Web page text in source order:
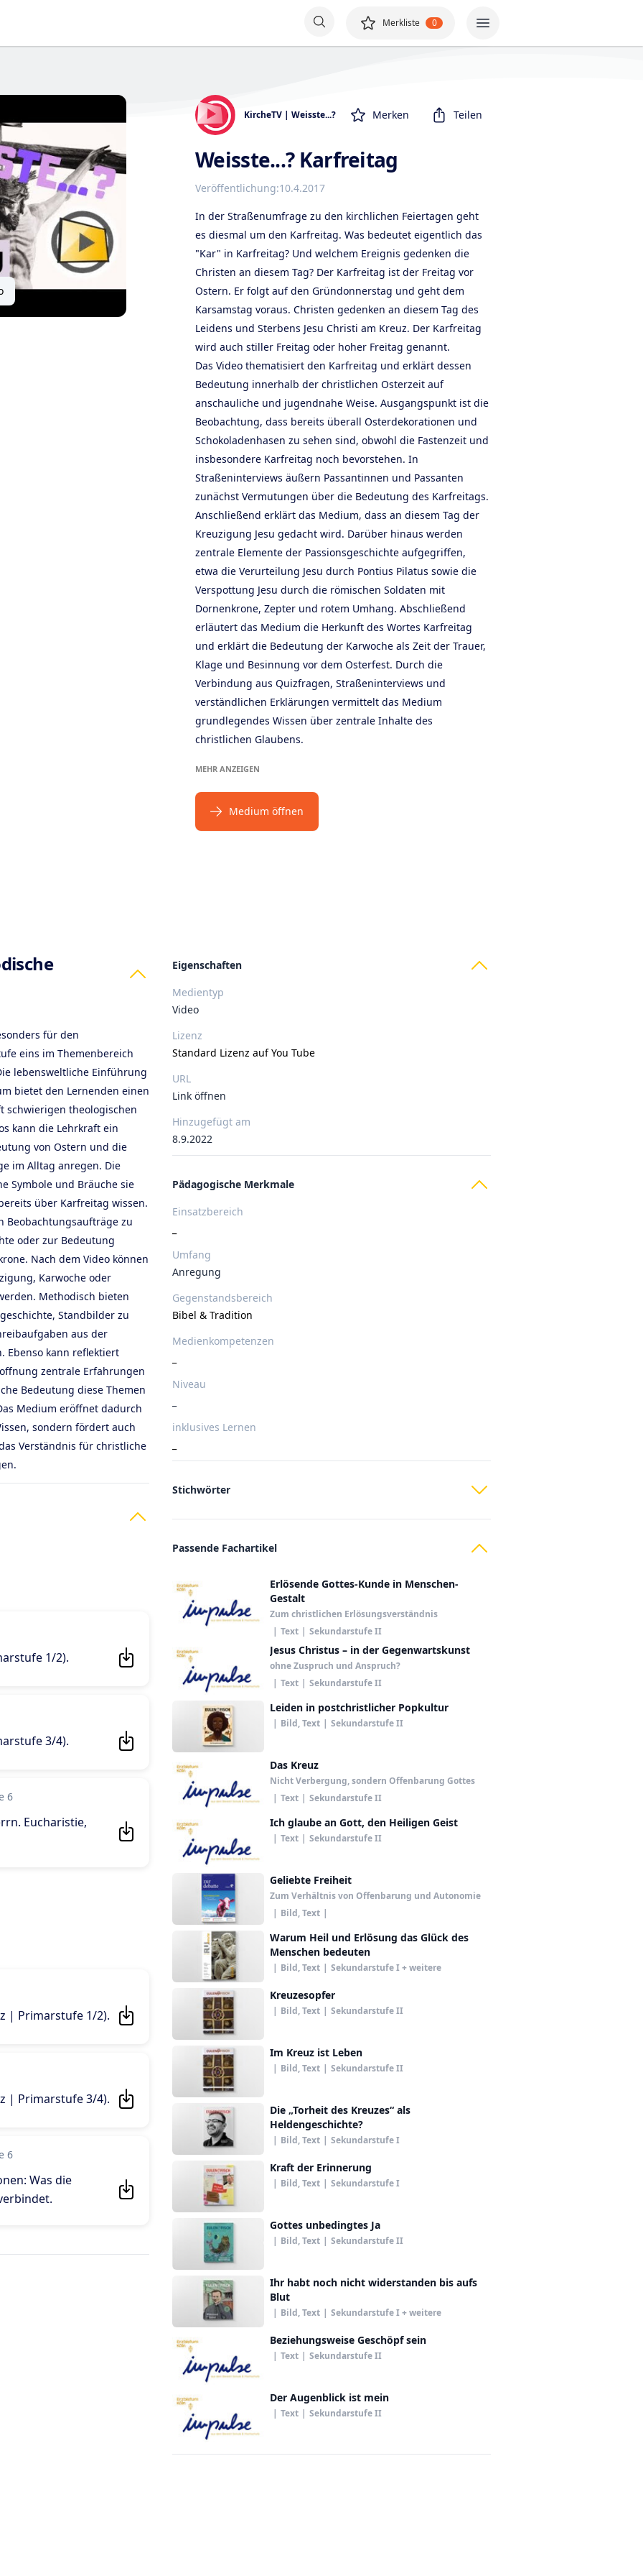
Merkliste 0
KircheTV | Weisste...? Merken Teilen
Weisste...? Karfreitag
Veröffentlichung:10.4.2017
In der Straßenumfrage zu den kirchlichen Feiertagen geht
es diesmal um den Karfreitag. Was bedeutet eigentlich das
"Kar" in Karfreitag? Und welchem Ereignis gedenken die
Christen an diesem Tag? Der Karfreitag ist der Freitag vor
Ostern. Er folgt auf den Gründonnerstag und geht dem
Karsamstag voraus. Christen gedenken an diesem Tag des
Leidens und Sterbens Jesu Christi am Kreuz. Der Karfreitag
wird auch stiller Freitag oder hoher Freitag genannt.
Das Video thematisiert den Karfreitag und erklärt dessen
Bedeutung innerhalb der christlichen Osterzeit auf
anschauliche und jugendnahe Weise. Ausgangspunkt ist die
Beobachtung, dass bereits überall Osterdekorationen und
Schokoladenhasen zu sehen sind, obwohl die Fastenzeit und
insbesondere Karfreitag noch bevorstehen. In
Straßeninterviews äußern Passantinnen und Passanten
zunächst Vermutungen über die Bedeutung des Karfreitags.
Anschließend erklärt das Medium, dass an diesem Tag der
Kreuzigung Jesu gedacht wird. Darüber hinaus werden
zentrale Elemente der Passionsgeschichte aufgegriffen,
etwa die Verurteilung Jesu durch Pontius Pilatus sowie die
Verspottung Jesu durch die römischen Soldaten mit
Dornenkrone, Zepter und rotem Umhang. Abschließend
erläutert das Medium die Herkunft des Wortes Karfreitag
und erklärt die Bedeutung der Karwoche als Zeit der Trauer,
Klage und Besinnung vor dem Osterfest. Durch die
Verbindung aus Quizfragen, Straßeninterviews und
verständlichen Erklärungen vermittelt das Medium
grundlegendes Wissen über zentrale Inhalte des
christlichen Glaubens.
MEHR ANZEIGEN
Medium öffnen
für den
eins im Themenbereich
lebensweltliche Einführung
bietet den Lernenden einen
schwierigen theologischen
kann die Lehrkraft ein
von Ostern und die
im Alltag anregen. Die
Symbole und Bräuche sie
über Karfreitag wissen.
Beobachtungsaufträge zu
oder zur Bedeutung
Nach dem Video können
Karwoche oder
Methodisch bieten
Standbilder zu
aus der
Ebenso kann reflektiert
zentrale Erfahrungen
Bedeutung diese Themen
Medium eröffnet dadurch
sondern fördert auch
Verständnis für christliche
1/2).
3/4).
6
Eucharistie,
| Primarstufe 1/2).
| Primarstufe 3/4).
6
Was die
.
Eigenschaften
Medientyp
Video
Lizenz
Standard Lizenz auf You Tube
URL
Link öffnen
Hinzugefügt am
8.9.2022
Pädagogische Merkmale
Einsatzbereich
Umfang
Anregung
Gegenstandsbereich
Bibel & Tradition
Medienkompetenzen
Niveau
inklusives Lernen
Stichwörter
Passende Fachartikel
Erlösende Gottes-Kunde in Menschen-
Gestalt
Zum christlichen Erlösungsverständnis
| Text | Sekundarstufe II
Jesus Christus – in der Gegenwartskunst
ohne Zuspruch und Anspruch?
| Text | Sekundarstufe II
Leiden in postchristlicher Popkultur
| Bild, Text | Sekundarstufe II
Das Kreuz
Nicht Verbergung, sondern Offenbarung Gottes
| Text | Sekundarstufe II
Ich glaube an Gott, den Heiligen Geist
| Text | Sekundarstufe II
Geliebte Freiheit
Zum Verhältnis von Offenbarung und Autonomie
| Bild, Text |
Warum Heil und Erlösung das Glück des
Menschen bedeuten
| Bild, Text | Sekundarstufe I + weitere
Kreuzesopfer
| Bild, Text | Sekundarstufe II
Im Kreuz ist Leben
| Bild, Text | Sekundarstufe II
Die „Torheit des Kreuzes“ als
Heldengeschichte?
| Bild, Text | Sekundarstufe I
Kraft der Erinnerung
| Bild, Text | Sekundarstufe I
Gottes unbedingtes Ja
| Bild, Text | Sekundarstufe II
Ihr habt noch nicht widerstanden bis aufs
Blut
| Bild, Text | Sekundarstufe I + weitere
Beziehungsweise Geschöpf sein
| Text | Sekundarstufe II
Der Augenblick ist mein
| Text | Sekundarstufe II